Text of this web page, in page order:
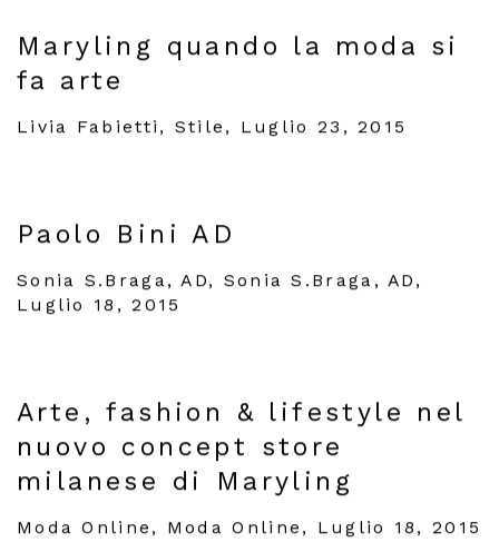
Maryling quando la moda si
fa arte
Livia Fabietti, Stile, Luglio 23, 2015
Paolo Bini AD
Sonia S.Braga, AD, Sonia S.Braga, AD,
Luglio 18, 2015
Arte, fashion & lifestyle nel
nuovo concept store
milanese di Maryling
Moda Online, Moda Online, Luglio 18, 2015